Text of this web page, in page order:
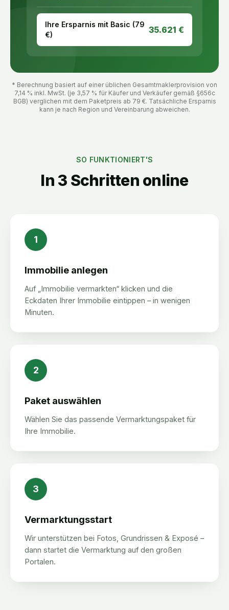
Ihre Ersparnis mit Basic (79
€)
35.621 €
* Berechnung basiert auf einer üblichen Gesamtmaklerprovision von
7,14 % inkl. MwSt. (je 3,57 % für Käufer und Verkäufer gemäß §656c
BGB) verglichen mit dem Paketpreis ab 79 €. Tatsächliche Ersparnis
kann je nach Region und Vereinbarung abweichen.
SO FUNKTIONIERT'S
In 3 Schritten online
1
Immobilie anlegen
Auf „Immobilie vermarkten“ klicken und die
Eckdaten Ihrer Immobilie eintippen – in wenigen
Minuten.
2
Paket auswählen
Wählen Sie das passende Vermarktungspaket für
Ihre Immobilie.
3
Vermarktungsstart
Wir unterstützen bei Fotos, Grundrissen & Exposé –
dann startet die Vermarktung auf den großen
Portalen.